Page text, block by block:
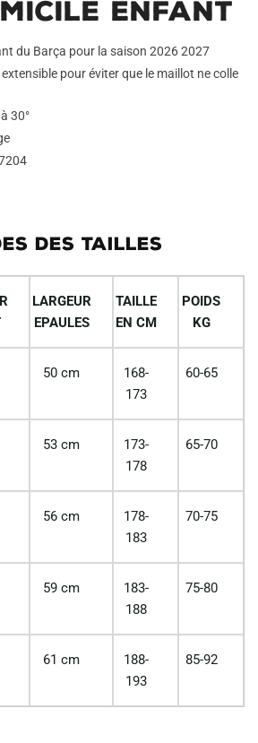
Enfant
du Barça pour la saison 2026 2027
pour éviter que le maillot ne colle
30°
DES TAILLES
LARGEUR
EPAULES
TAILLE
EN CM
POIDS
KG
50 cm
168-
173
60-65
53 cm
173-
178
65-70
56 cm
178-
183
70-75
59 cm
183-
188
75-80
61 cm
188-
193
85-92